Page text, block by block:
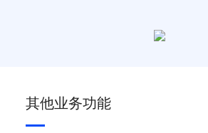
其他业务功能